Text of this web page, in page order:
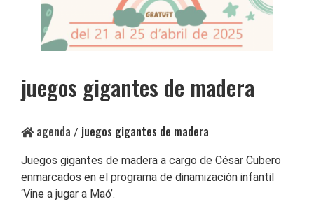
juegos gigantes de madera
agenda / juegos gigantes de madera
Juegos gigantes de madera a cargo de César Cubero
enmarcados en el programa de dinamización infantil
‘Vine a jugar a Maó’.